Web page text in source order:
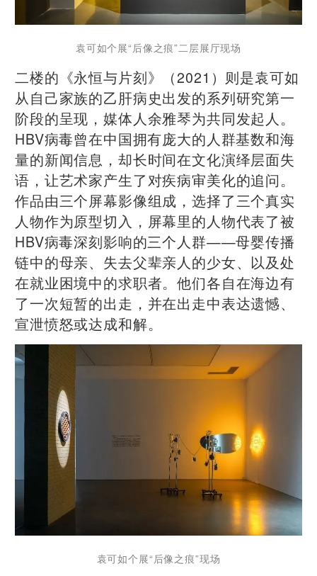
袁可如个展“后像之痕”二层展厅现场
二楼的《永恒与片刻》（2021）则是袁可如
从自己家族的乙肝病史出发的系列研究第一
阶段的呈现，媒体人余雅琴为共同发起人。
HBV病毒曾在中国拥有庞大的人群基数和海
量的新闻信息，却长时间在文化演绎层面失
语，让艺术家产生了对疾病审美化的追问。
作品由三个屏幕影像组成，选择了三个真实
人物作为原型切入，屏幕里的人物代表了被
HBV病毒深刻影响的三个人群——母婴传播
链中的母亲、失去父辈亲人的少女、以及处
在就业困境中的求职者。他们各自在海边有
了一次短暂的出走，并在出走中表达遗憾、
宣泄愤怒或达成和解。
袁可如个展“后像之痕”现场